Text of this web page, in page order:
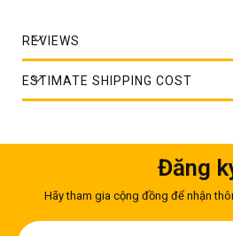
REVIEWS
ESTIMATE SHIPPING COST
Đăng
Hãy tham gia cộng đồng để nhận
Sign